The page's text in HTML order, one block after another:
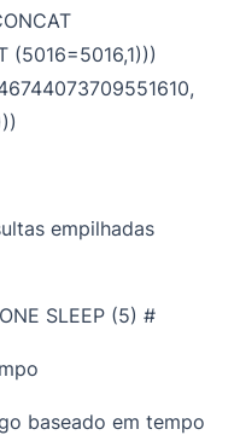
(5016=5016,1)))
empilhadas
SLEEP (5) #
baseado em tempo